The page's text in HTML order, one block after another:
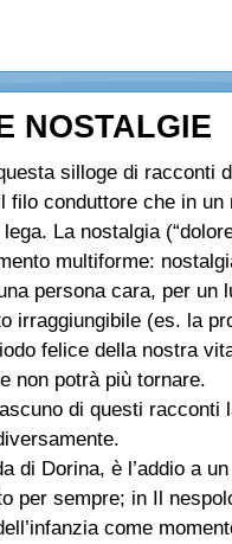
NOSTALGIE
silloge di racconti
filo conduttore che in un
lega. La nostalgia
multiforme:
persona cara, per un
irraggiungibile (es. la
felice della nostra
non potrà più tornare.
di questi racconti
di Dorina, è l’addio a
per sempre; in Il
come